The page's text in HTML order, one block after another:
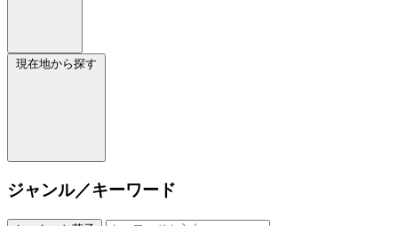
現在地から探す
ジャンル／キーワード